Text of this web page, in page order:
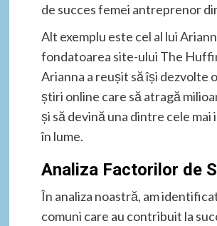
de succes femei antreprenor
Alt exemplu este cel al lui
fondatoarea site-ului The
Arianna a reușit să își dezvolte
știri online care să atragă
și să devină una dintre cele
în lume.
Analiza Factorilor de
În analiza noastră, am
comuni care au contribuit la